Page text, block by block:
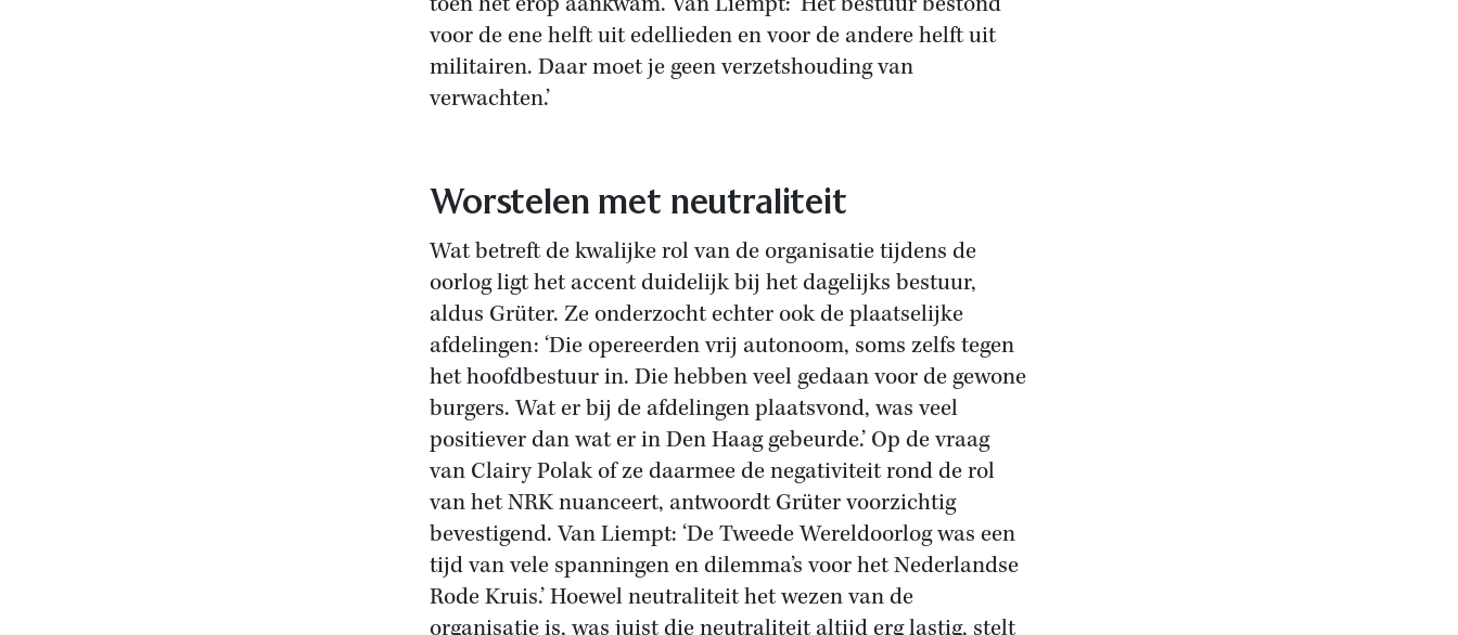
voor de ene helft uit edellieden en voor de andere helft uit
militairen. Daar moet je geen verzetshouding van
verwachten.’
Worstelen met neutraliteit
Wat betreft de kwalijke rol van de organisatie tijdens de
oorlog ligt het accent duidelijk bij het dagelijks bestuur,
aldus Grüter. Ze onderzocht echter ook de plaatselijke
afdelingen: ‘Die opereerden vrij autonoom, soms zelfs tegen
het hoofdbestuur in. Die hebben veel gedaan voor de gewone
burgers. Wat er bij de afdelingen plaatsvond, was veel
positiever dan wat er in Den Haag gebeurde.’ Op de vraag
van Clairy Polak of ze daarmee de negativiteit rond de rol
van het NRK nuanceert, antwoordt Grüter voorzichtig
bevestigend. Van Liempt: ‘De Tweede Wereldoorlog was een
tijd van vele spanningen en dilemma’s voor het Nederlandse
Rode Kruis.’ Hoewel neutraliteit het wezen van de